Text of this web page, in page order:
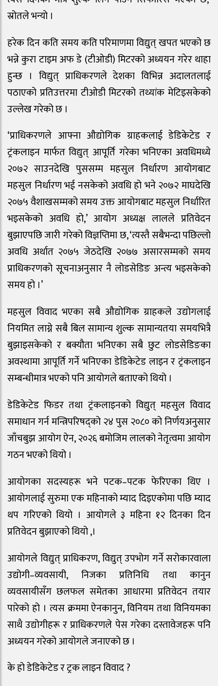
स्रोतले भन्यो ।
हरेक दिन कति समय कति परिमाणमा विद्युत् खपत भएको छ
भन्ने कुरा टाइम अफ डे (टीओडी) मिटरको अध्ययन गरेर थाहा
हुन्छ । विद्युत् प्राधिकरणले देशका विभिन्न अदालतलाई
पठाएको प्रतिउत्तरमा टीओडी मिटरको तथ्यांक मेटिइसकेको
उल्लेख गरेको छ ।
‘प्राधिकरणले आफ्ना औद्योगिक ग्राहकलाई डेडिकेटेड र
ट्रंकलाइन मार्फत विद्युत् आपूर्ति गरेका भनिएका अवधिमध्ये
२०७२ साउनदेखि पुससम्म महसुल निर्धारण आयोगबाट
महसुल निर्धारण भई नसकेको अवधि हो भने २०७२ माघदेखि
२०७५ वैशाखसम्मको समय उक्त आयोगबाट महसुल निर्धारित
भइसकेको अवधि हो,’ आयोग अध्यक्ष लालले प्रतिवेदन
बुझाएपछि जारी गरेको विज्ञप्तिमा छ, ‘त्यस्तै सबैभन्दा पछिल्लो
अवधि अर्थात २०७५ जेठदेखि २०७७ असारसम्मको समय
प्राधिकरणको सूचनाअनुसार नै लोडसेडिङ अन्त्य भइसकेको
समय हो ।’
महसुल विवाद भएका सबै औद्योगिक ग्राहकले उद्योगलाई
नियमित लाग्ने सबै बिल सामान्य शुल्क सामान्यतया समयभित्रै
बुझाइसकेको र बक्यौता भनिएका सबै छुट लोडसेडिङका
अवस्थामा आपूर्ति गर्ने भनिएका डेडिकेटेड लाइन र ट्रंकलाइन
सम्बन्धीमात्र भएको पनि आयोगले बताएको थियो ।
डेडिकेटेड फिडर तथा ट्रंकलाइनको विद्युत् महसुल विवाद
समाधान गर्न मन्त्रिपरिषद्को २४ पुस २०८० को निर्णयअनुसार
जाँचबुझ आयोग ऐन, २०२६ बमोजिम लालको नेतृत्वमा आयोग
गठन भएको थियो ।
आयोगका सदस्यहरू भने पटक–पटक फेरिएका थिए ।
आयोगलाई सुरुमा एक महिनाको म्याद दिइएकोमा पछि म्याद
थप गरिएको थियो । आयोगले ३ महिना १२ दिनका दिन
प्रतिवेदन बुझाएको थियो ,।
आयोगले विद्युत् प्राधिकरण, विद्युत् उपभोग गर्ने सरोकारवाला
उद्योगी–व्यवसायी, निजका प्रतिनिधि तथा कानुन
व्यवसायीसँग छलफल समेतका आधारमा प्रतिवेदन तयार
पारेको हो । त्यस क्रममा ऐनकानुन, विनियम तथा विनियमका
साथै उद्योगीहरू र प्राधिकरणले पेस गरेका दस्तावेजहरू पनि
अध्ययन गरेको आयोगले जनाएको छ ।
के हो डेडिकेटेड र ट्र‌क लाइन विवाद ?